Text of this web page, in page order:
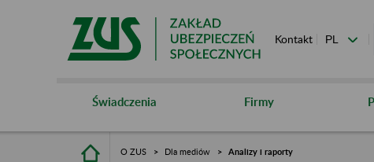
Kontakt
Świadczenia Firmy
O ZUS Dla mediów Analizy i raporty